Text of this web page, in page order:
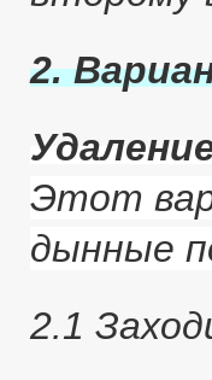
2.
Этот
дынные
2.1